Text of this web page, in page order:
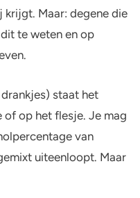
berekenen
Maar: degene die
te weten en op
staat het
op het flesje. Je mag
van
uiteenloopt. Maar